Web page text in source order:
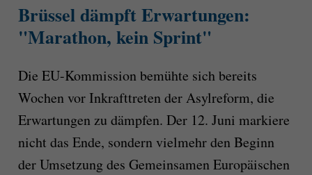
Brüssel dämpft Erwartungen:
"Marathon, kein Sprint"
Die EU-Kommission bemühte sich bereits
Wochen vor Inkrafttreten der Asylreform, die
Erwartungen zu dämpfen. Der 12. Juni markiere
nicht das Ende, sondern vielmehr den Beginn
der Umsetzung des Gemeinsamen Europäischen